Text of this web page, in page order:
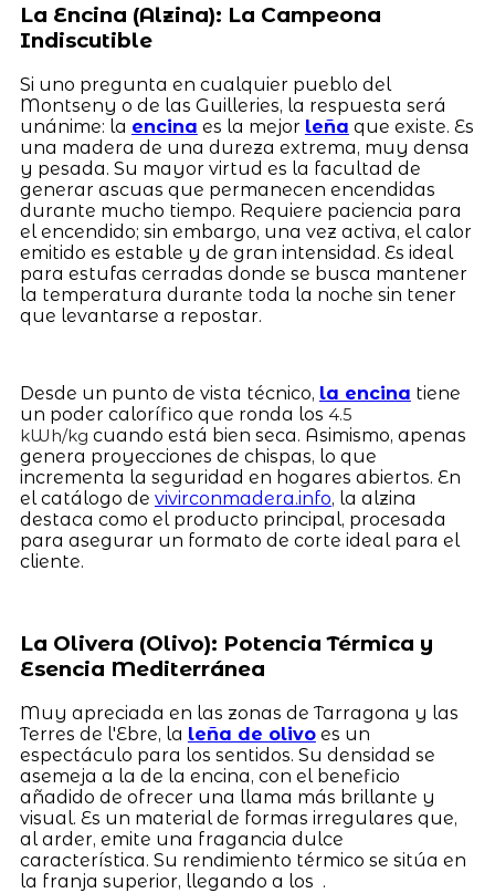
La Encina (Alzina): La Campeona
Indiscutible
Si uno pregunta en cualquier pueblo del
Montseny o de las Guilleries, la respuesta será
unánime: la encina es la mejor leña que existe. Es
una madera de una dureza extrema, muy densa
y pesada. Su mayor virtud es la facultad de
generar ascuas que permanecen encendidas
durante mucho tiempo. Requiere paciencia para
el encendido; sin embargo, una vez activa, el calor
emitido es estable y de gran intensidad. Es ideal
para estufas cerradas donde se busca mantener
la temperatura durante toda la noche sin tener
que levantarse a repostar.
Desde un punto de vista técnico, la encina tiene
un poder calorífico que ronda los 4.5
kWh/kg cuando está bien seca. Asimismo, apenas
genera proyecciones de chispas, lo que
incrementa la seguridad en hogares abiertos. En
el catálogo de vivirconmadera.info, la alzina
destaca como el producto principal, procesada
para asegurar un formato de corte ideal para el
cliente.
La Olivera (Olivo): Potencia Térmica y
Esencia Mediterránea
Muy apreciada en las zonas de Tarragona y las
Terres de l'Ebre, la leña de olivoes un
espectáculo para los sentidos. Su densidad se
asemeja a la de la encina, con el beneficio
añadido de ofrecer una llama más brillante y
visual. Es un material de formas irregulares que,
al arder, emite una fragancia dulce
característica. Su rendimiento térmico se sitúa en
la franja superior, llegando a los .